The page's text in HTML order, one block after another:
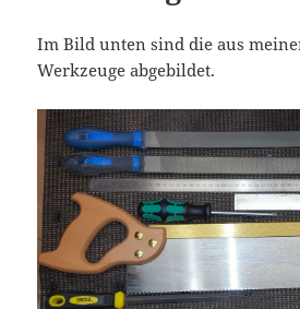
Im Bild unten sind die aus
Werkzeuge abgebildet.